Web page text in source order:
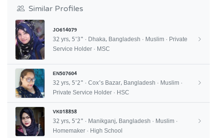
Similar Profiles
JO614079
32 yrs, 5'3" · Dhaka, Bangladesh · Muslim · Private
Service Holder · MSC
EN507604
32 yrs, 5'2" · Cox's Bazar, Bangladesh · Muslim ·
Private Service Holder · HSC
VK018858
32 yrs, 5'2" · Manikganj, Bangladesh · Muslim ·
Homemaker · High School